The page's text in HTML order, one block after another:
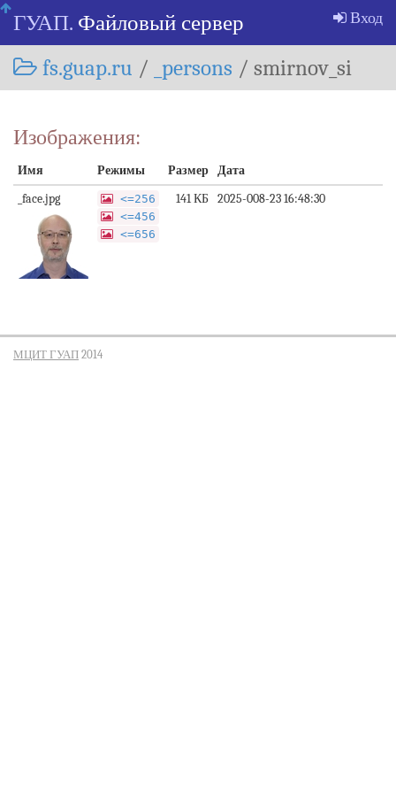
Skip
navigation
Вход
ГУАП. Файловый сервер
fs.guap.ru / _persons / smirnov_si
Изображения:
Имя Режимы Размер Дата
_face.jpg
<=256
<=456
<=656
141 КБ 2025-008-23 16:48:30
МЦИТ ГУАП 2014